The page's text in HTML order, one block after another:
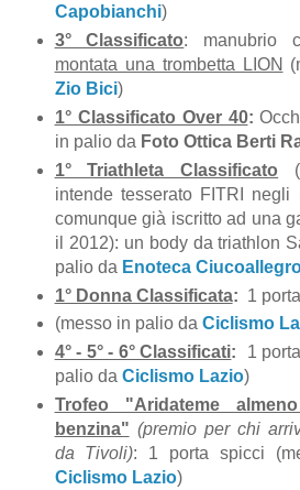
Capobianchi)
3° Classificato: manubrio
montata una trombetta LION
Zio Bici)
1° Classificato Over 40:
in palio da Foto Ottica Berti
1° Triathleta Classificato
intende tesserato FITRI
comunque già iscritto ad una
il 2012): un body da triathlon
palio da Enoteca
1° Donna Classificata: 1
(messo in palio da Ciclismo
4° - 5° - 6° Classificati: 1
palio da Ciclismo Lazio)
Trofeo "Aridateme
benzina" (premio per chi
da Tivoli): 1 porta spicci
Ciclismo Lazio)